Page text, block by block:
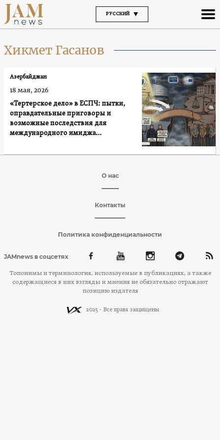
РУССКИЙ
Хикмет Гасанов
«Тертерское дело» в ЕСПЧ: пытки,
оправдательные приговоры и
возможные последствия для
международного имиджа
Азербайджан
18 мая, 2026
О нас
Контакты
Политика конфиденциальности
JAMnews в соцсетях
Топонимы и терминология, используемые в публикациях, а также
содержащиеся в них взгляды и мнения не обязательно отражают
позицию издателя
2025 - Все права защищены